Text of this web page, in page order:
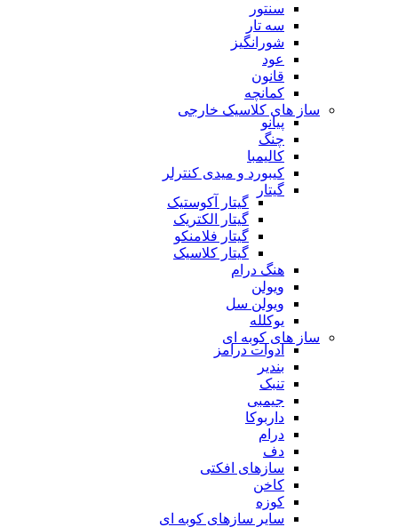
سنتور
سه تار
شورانگیز
عود
قانون
کمانچه
ساز های کلاسیک خارجی
پیانو
چنگ
کالیمبا
کیبورد و میدی کنترلر
گیتار
گیتار آکوستیک
گیتار الکتریک
گیتار فلامنکو
گیتار کلاسیک
هنگ درام
ویولن
ویولن سل
یوکلله
ساز های کوبه ای
ادوات درامز
بندیر
تنبک
جیمبی
داربوکا
درام
دف
سازهای افکتی
کاخن
کوزه
سایر سازهای کوبه ای